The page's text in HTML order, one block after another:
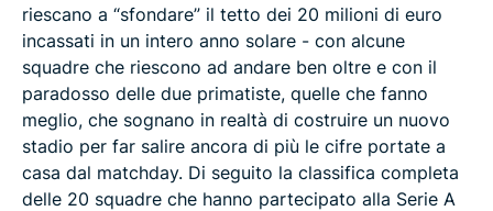
riescano a “sfondare” il tetto dei 20 milioni di euro
incassati in un intero anno solare - con alcune
squadre che riescono ad andare ben oltre e con il
paradosso delle due primatiste, quelle che fanno
meglio, che sognano in realtà di costruire un nuovo
stadio per far salire ancora di più le cifre portate a
casa dal matchday. Di seguito la classifica completa
delle 20 squadre che hanno partecipato alla Serie A